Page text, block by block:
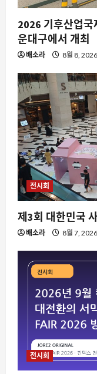
2026 기후산업국
운대구에서 개최
배소라 8월 8, 2026
전시회
제3회 대한민국
배소라 8월 7, 2026
전시회
3
4
5
1
2